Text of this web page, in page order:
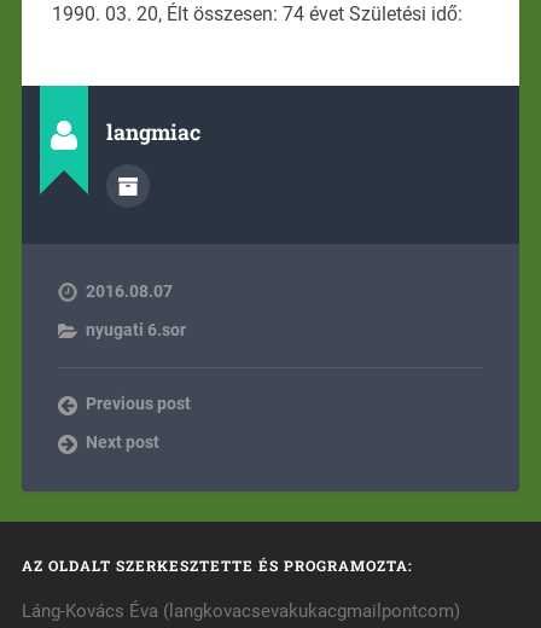
1990. 03. 20, Élt összesen: 74 évet Születési idő:
langmiac
2016.08.07
nyugati 6.sor
Previous post
Next post
AZ OLDALT SZERKESZTETTE ÉS PROGRAMOZTA:
Láng-Kovács Éva (langkovacsevakukacgmailpontcom)